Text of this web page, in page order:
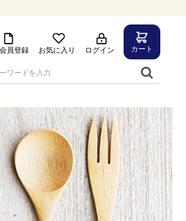
員登録 お気に入り ログイン カート